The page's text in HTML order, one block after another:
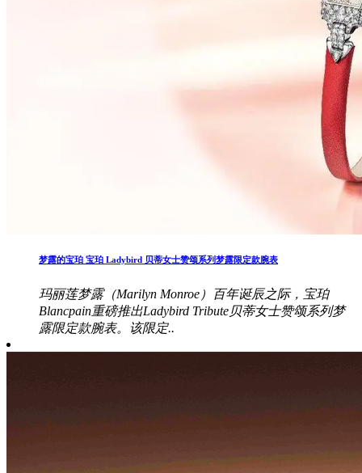
梦露的宝珀 宝珀 Ladybird 贝蒂女士赞颂系列梦露限定款腕表
玛丽莲梦露（Marilyn Monroe）百年诞辰之际，宝珀
Blancpain重磅推出Ladybird Tribute贝蒂女士赞颂系列梦
露限定款腕表。该限定..